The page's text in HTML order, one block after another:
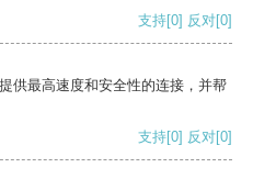
支持[0] 反对[0]
供最高速度和安全性的连接，并帮
支持[0] 反对[0]